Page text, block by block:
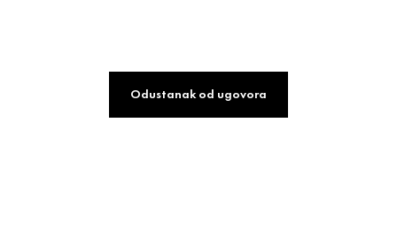
Odustanak od ugovora